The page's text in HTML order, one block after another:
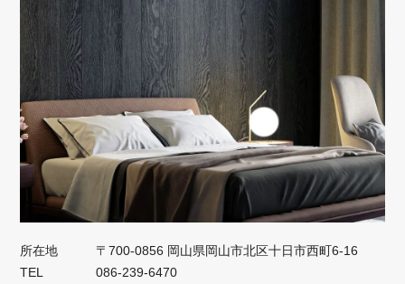
所在地
〒700-0856 岡山県岡山市北区十日市西町6-16
TEL
086-239-6470